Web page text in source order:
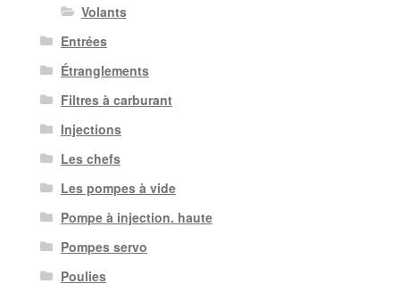
Volants
Entrées
Étranglements
Filtres à carburant
Injections
Les chefs
Les pompes à vide
Pompe à injection. haute
Pompes servo
Poulies